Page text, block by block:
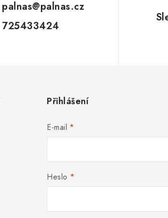
palnas@palnas.cz
725433424
Přihlášení
E-mail
Heslo